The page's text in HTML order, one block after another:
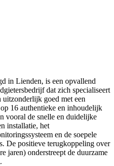
in Lienden, is een opvallend
dat zich specialiseert
goed met een
16 authentieke en inhoudelijk
vooral de snelle en duidelijke
installatie, het
en de soepele
De positieve terugkoppeling over
jaren) onderstreept de duurzame